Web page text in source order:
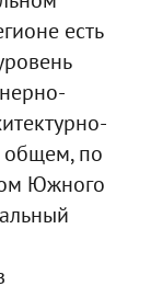
есть
общем, по
Южного